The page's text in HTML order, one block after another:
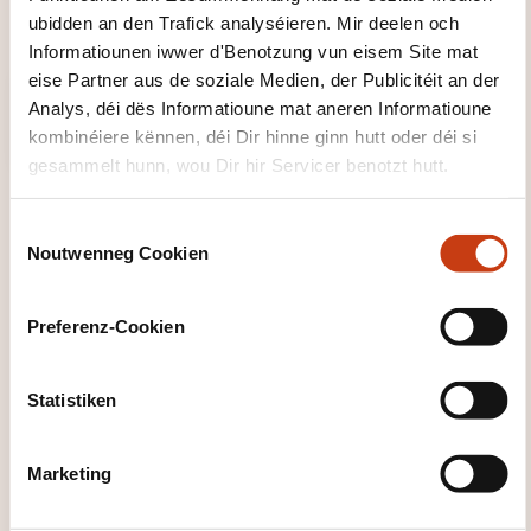
ubidden an den Trafick analyséieren. Mir deelen och
Informatiounen iwwer d'Benotzung vun eisem Site mat
eise Partner aus de soziale Medien, der Publicitéit an der
Analys, déi dës Informatioune mat aneren Informatioune
kombinéiere kënnen, déi Dir hinne ginn hutt oder déi si
gesammelt hunn, wou Dir hir Servicer benotzt hutt.
Noutwenneg Cookien
Preferenz-Cookien
Statistiken
Marketing
entourage et à atteindre vos objectifs.
FORMATIOUNSDOMAINER